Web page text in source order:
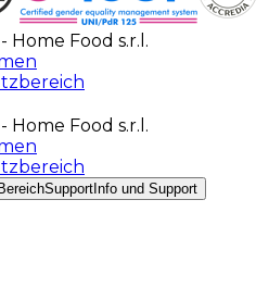
Food s.r.l.
Food s.r.l.
Support Info und Support